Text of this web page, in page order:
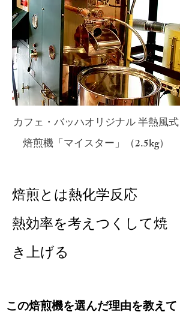
カフェ・バッハオリジナル 半熱風式
焙煎機「マイスター」（2.5kg）
焙煎とは熱化学反応
熱効率を考えつくして焼
き上げる
この焙煎機を選んだ理由を教えて